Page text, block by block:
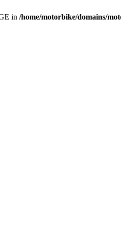
in /home/motorbike/domains/